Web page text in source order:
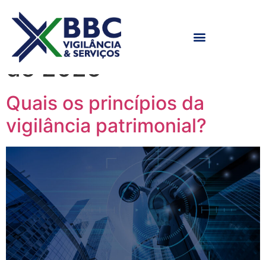
Dia: 12 de setembro
de 2025
Quais os princípios da
vigilância patrimonial?